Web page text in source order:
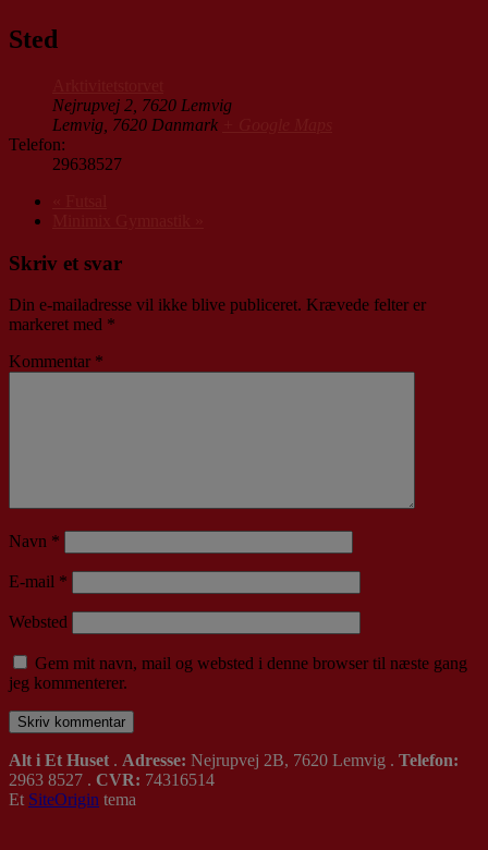
Sted
Nejrupvej 2, 7620 Lemvig
Lemvig 7620 Danmark
Telefon:
29638527
Skriv et svar
Din e-mailadresse vil ikke blive publiceret. Krævede felter er
markeret med *
Kommentar *
Navn *
E-mail *
Websted
Gem mit navn, mail og websted i denne browser til næste gang
jeg kommenterer.
Alt i Et Huset . Adresse: Nejrupvej 2B, 7620 Lemvig . Telefon:
2963 8527 . CVR: 74316514
Et SiteOrigin tema